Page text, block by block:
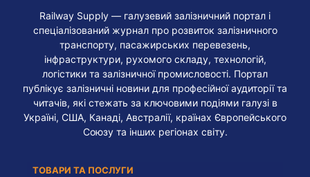
Railway Supply — галузевий залізничний портал і
спеціалізований журнал про розвиток залізничного
транспорту, пасажирських перевезень,
інфраструктури, рухомого складу, технологій,
логістики та залізничної промисловості. Портал
публікує залізничні новини для професійної аудиторії та
читачів, які стежать за ключовими подіями галузі в
Україні, США, Канаді, Австралії, країнах Європейського
Союзу та інших регіонах світу.
ТОВАРИ ТА ПОСЛУГИ